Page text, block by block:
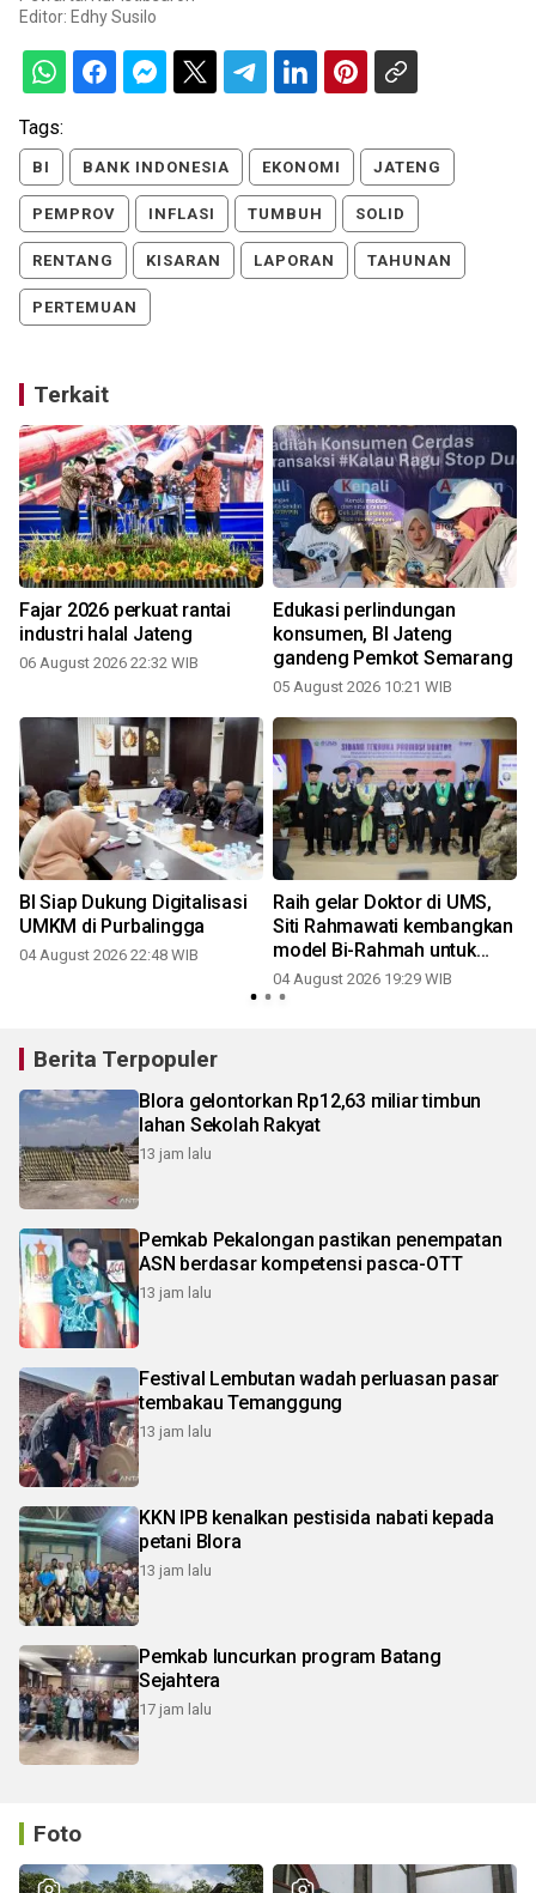
Editor: Edhy Susilo
Tags:
BI BANK INDONESIA EKONOMI JATENG
PEMPROV INFLASI TUMBUH SOLID
RENTANG KISARAN LAPORAN TAHUNAN
PERTEMUAN
Terkait
Fajar 2026 perkuat rantai
industri halal Jateng
06 August 2026 22:32 WIB
Edukasi perlindungan
konsumen, BI Jateng
gandeng Pemkot Semarang
05 August 2026 10:21 WIB
BI Siap Dukung Digitalisasi
UMKM di Purbalingga
04 August 2026 22:48 WIB
Raih gelar Doktor di UMS,
Siti Rahmawati kembangkan
model Bi-Rahmah untuk
cegah bullying di sekolah
Islam
04 August 2026 19:29 WIB
Berita Terpopuler
Blora gelontorkan Rp12,63 miliar timbun
lahan Sekolah Rakyat
13 jam lalu
Pemkab Pekalongan pastikan penempatan
ASN berdasar kompetensi pasca-OTT
13 jam lalu
Festival Lembutan wadah perluasan pasar
tembakau Temanggung
13 jam lalu
KKN IPB kenalkan pestisida nabati kepada
petani Blora
13 jam lalu
Pemkab luncurkan program Batang
Sejahtera
17 jam lalu
Foto